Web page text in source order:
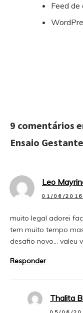
Feed de
9 comentários
Ensaio
Leo
01/06/
muito legal adorei
tem muito tempo
desafio novo… valeu
Responder
Thalita